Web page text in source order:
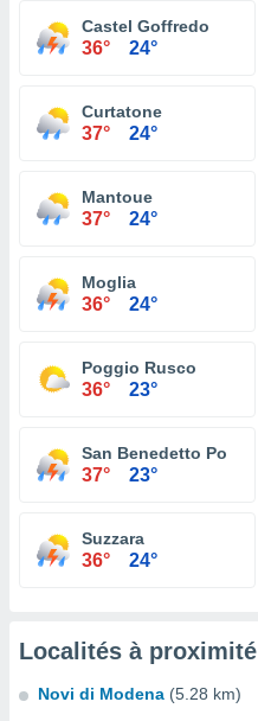
Castel Goffredo
36° 24°
Curtatone
37° 24°
Mantoue
37° 24°
Moglia
36° 24°
Poggio Rusco
36° 23°
San Benedetto Po
37° 23°
Suzzara
36° 24°
Localités à proximité
Novi di Modena (5.28 km)